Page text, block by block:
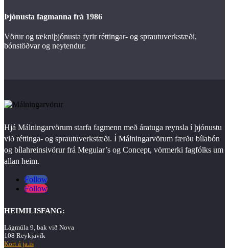
Þjónusta fagmanna frá 1986
Vörur og tækniþjónusta fyrir réttingar- og sprautuverkstæði,
bónstöðvar og neytendur.
Hjá Málningarvörum starfa fagmenn með áratuga reynsla í þjónustu
við réttinga- og sprautuverkstæði. Í Málningarvörum færðu bílabón
og bílahreinsivörur frá Meguiar’s og Concept, vörmerki fagfólks um
allan heim.
Follow
Follow
HEIMILISFANG:
Lágmúla 9, bak við Nova
108 Reykjavík
Kort á ja.is